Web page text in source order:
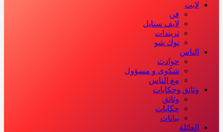
لايت
فن
لايف ستايل
تريندات
توك شو
الناس
حوادث
شكوى و مسؤول
مع الناس
وثائق وحكايات
وثائق
حكايات
بيانات
العائلة